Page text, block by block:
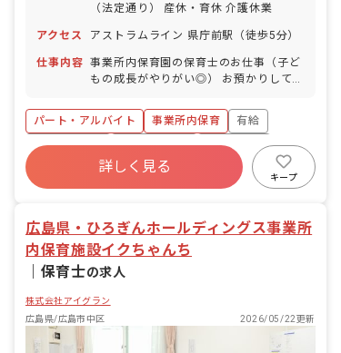
（法定通り） 産休・育休 介護休業
アクセス アストラムライン 県庁前駅（徒歩5分）
仕事内容 事業所内保育園の保育士のお仕事（子ど
もの成長がやりがい◎） お預かりしてい
す。 ・食事・睡眠・排泄・清潔・衣類の
着脱等 ・集団生活を通じた社会性の装着
・行事の計画・実行、お知らせの作成
パート・アルバイト 事業所内保育
有給
福利厚生充実
産休育休制度
未経験歓迎
WEB面接OK
詳しく見る
キープ
広島県・ひろぎんホールディングス事業所
内保育施設イクちゃんち
保育士の求人
株式会社アイグラン
広島県/広島市中区
2026/05/22更新